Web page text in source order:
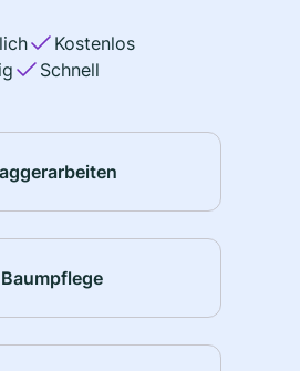
Kostenlos
Schnell
Baumpflege